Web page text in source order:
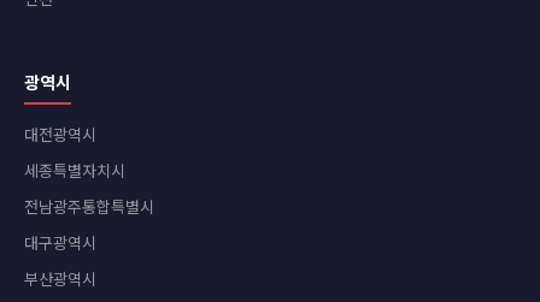
광역시
대전광역시
세종특별자치시
전남광주통합특별시
대구광역시
부산광역시